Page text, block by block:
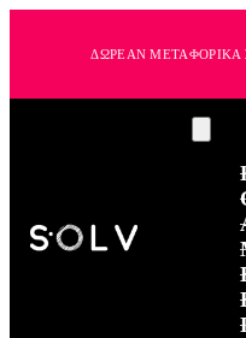
ΔΩΡΕΑΝ ΜΕΤΑΦΟΡΙΚΑ